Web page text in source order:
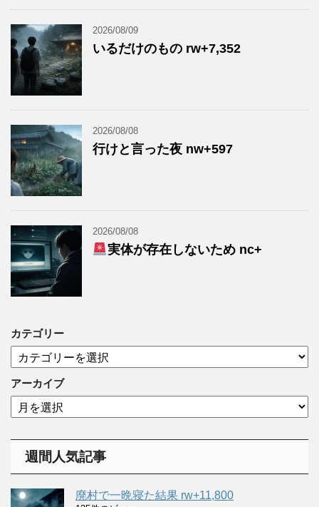
2026/08/09
いるだけのもの rw+7,352
2026/08/08
行けと言った夜 nw+597
2026/08/08
実体が存在しないため nc+
カテゴリー
テ
ゴ
リ
ー
アーカイブ
ア
ー
週間人気記事
廃村で一晩寝た結果 rw+11,800